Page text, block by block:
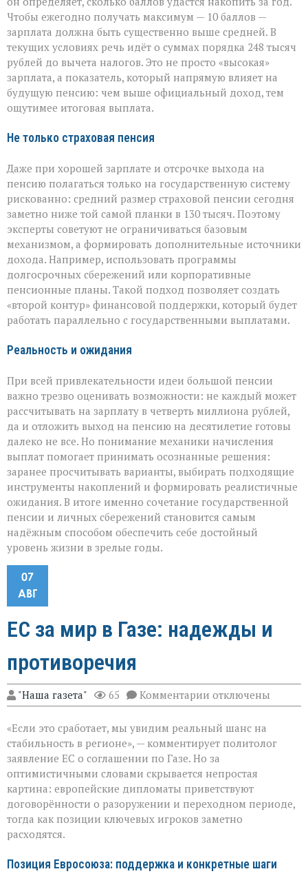
Чтобы ежегодно получать максимум — 10 баллов —
зарплата должна быть существенно выше средней. В
текущих условиях речь идёт о суммах порядка 248 тысяч
рублей до вычета налогов. Это не просто «высокая»
зарплата, а показатель, который напрямую влияет на
будущую пенсию: чем выше официальный доход, тем
ощутимее итоговая выплата.
Не только страховая пенсия
Даже при хорошей зарплате и отсрочке выхода на
пенсию полагаться только на государственную систему
рискованно: средний размер страховой пенсии сегодня
заметно ниже той самой планки в 130 тысяч. Поэтому
эксперты советуют не ограничиваться базовым
механизмом, а формировать дополнительные источники
дохода. Например, использовать программы
долгосрочных сбережений или корпоративные
пенсионные планы. Такой подход позволяет создать
«второй контур» финансовой поддержки, который будет
работать параллельно с государственными выплатами.
Реальность и ожидания
При всей привлекательности идеи большой пенсии
важно трезво оценивать возможности: не каждый может
рассчитывать на зарплату в четверть миллиона рублей,
да и отложить выход на пенсию на десятилетие готовы
далеко не все. Но понимание механики начисления
выплат помогает принимать осознанные решения:
заранее просчитывать варианты, выбирать подходящие
инструменты накоплений и формировать реалистичные
ожидания. В итоге именно сочетание государственной
пенсии и личных сбережений становится самым
надёжным способом обеспечить себе достойный
уровень жизни в зрелые годы.
07
АВГ
ЕС за мир в Газе: надежды и
противоречия
"Наша газета" 65 Комментарии к
записи
за
мир
Газе:
надежды
и
противоречия
отключены
«Если это сработает, мы увидим реальный шанс на
стабильность в регионе», — комментирует политолог
заявление ЕС о соглашении по Газе. Но за
оптимистичными словами скрывается непростая
картина: европейские дипломаты приветствуют
договорённости о разоружении и переходном периоде,
тогда как позиции ключевых игроков заметно
расходятся.
Позиция Евросоюза: поддержка и конкретные шаги